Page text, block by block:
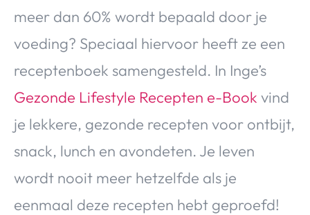
meer dan 60% wordt bepaald door je
voeding? Speciaal hiervoor heeft ze een
receptenboek samengesteld. In Inge’s
Gezonde Lifestyle Recepten e-Book vind
je lekkere, gezonde recepten voor ontbijt,
snack, lunch en avondeten. Je leven
wordt nooit meer hetzelfde als je
eenmaal deze recepten hebt geproefd!